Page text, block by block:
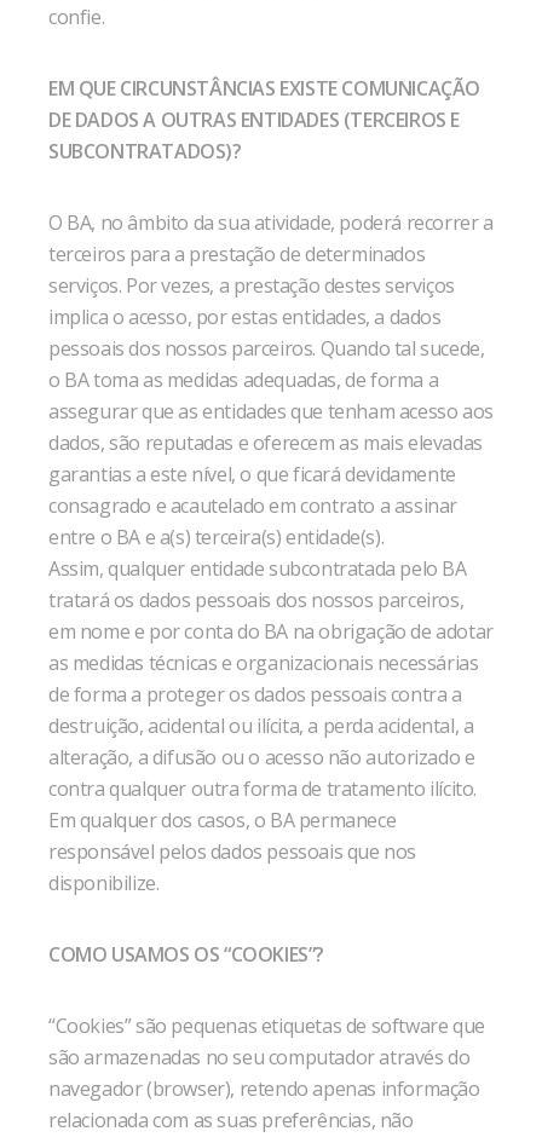
confie.
EM QUE CIRCUNSTÂNCIAS EXISTE COMUNICAÇÃO
DE DADOS A OUTRAS ENTIDADES (TERCEIROS E
SUBCONTRATADOS)?
O BA, no âmbito da sua atividade, poderá recorrer a
terceiros para a prestação de determinados
serviços. Por vezes, a prestação destes serviços
implica o acesso, por estas entidades, a dados
pessoais dos nossos parceiros. Quando tal sucede,
o BA toma as medidas adequadas, de forma a
assegurar que as entidades que tenham acesso aos
dados, são reputadas e oferecem as mais elevadas
garantias a este nível, o que ficará devidamente
consagrado e acautelado em contrato a assinar
entre o BA e a(s) terceira(s) entidade(s).
Assim, qualquer entidade subcontratada pelo BA
tratará os dados pessoais dos nossos parceiros,
em nome e por conta do BA na obrigação de adotar
as medidas técnicas e organizacionais necessárias
de forma a proteger os dados pessoais contra a
destruição, acidental ou ilícita, a perda acidental, a
alteração, a difusão ou o acesso não autorizado e
contra qualquer outra forma de tratamento ilícito.
Em qualquer dos casos, o BA permanece
responsável pelos dados pessoais que nos
disponibilize.
COMO USAMOS OS “COOKIES”?
“Cookies” são pequenas etiquetas de software que
são armazenadas no seu computador através do
navegador (browser), retendo apenas informação
relacionada com as suas preferências, não